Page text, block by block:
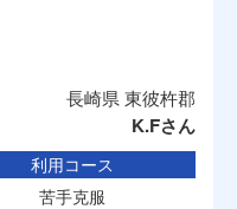
長崎県 東彼杵郡
K.Fさん
利用コース
苦手克服